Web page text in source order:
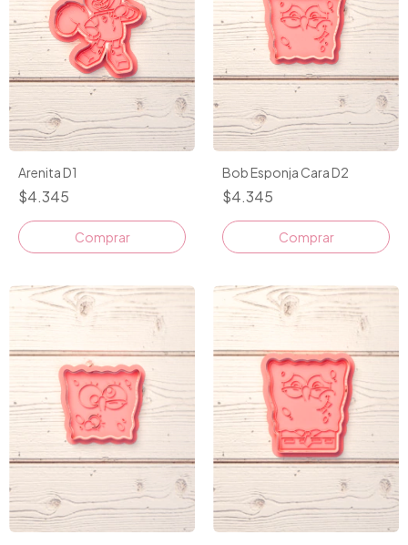
Arenita D1
$4.345
Comprar
Bob Esponja Cara D2
$4.345
Comprar